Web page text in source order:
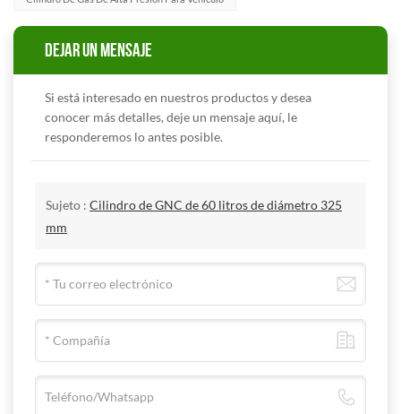
DEJAR UN MENSAJE
Si está interesado en nuestros productos y desea
conocer más detalles, deje un mensaje aquí, le
responderemos lo antes posible.
Sujeto : Cilindro de GNC de 60 litros de diámetro 325
mm